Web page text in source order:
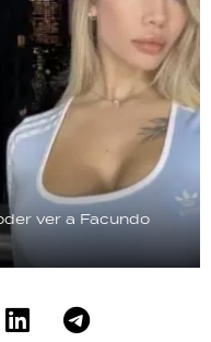
ver a Facundo